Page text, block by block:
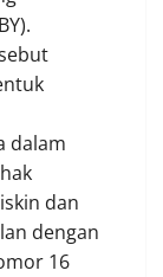
dalam
dan
dengan
16